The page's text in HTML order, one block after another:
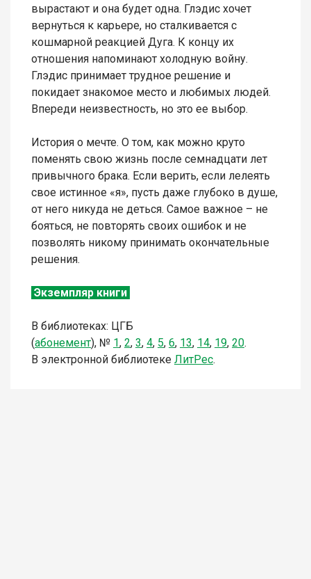
вырастают и она будет одна. Глэдис хочет
вернуться к карьере, но сталкивается с
кошмарной реакцией Дуга. К концу их
отношения напоминают холодную войну.
Глэдис принимает трудное решение и
покидает знакомое место и любимых людей.
Впереди неизвестность, но это ее выбор.
История о мечте. О том, как можно круто
поменять свою жизнь после семнадцати лет
привычного брака. Если верить, если лелеять
свое истинное «я», пусть даже глубоко в душе,
от него никуда не деться. Самое важное – не
бояться, не повторять своих ошибок и не
позволять никому принимать окончательные
решения.
Экземпляр книги
В библиотеках: ЦГБ
(абонемент), № 1, 2, 3, 4, 5, 6, 13, 14, 19, 20.
В электронной библиотеке ЛитРес.